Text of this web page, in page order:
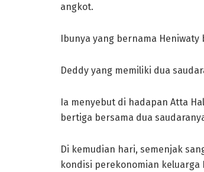
angkot.
Ibunya yang bernama
Deddy yang memiliki dua
Ia menyebut di hadapan Atta
bertiga bersama dua
Di kemudian hari, semenjak
kondisi perekonomian keluarga